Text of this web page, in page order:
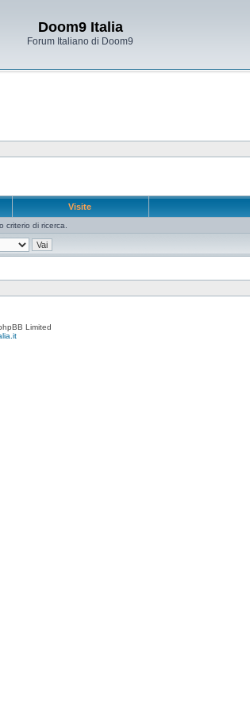
Doom9 Italia
Forum Italiano di Doom9
Visite
di ricerca.
Limited